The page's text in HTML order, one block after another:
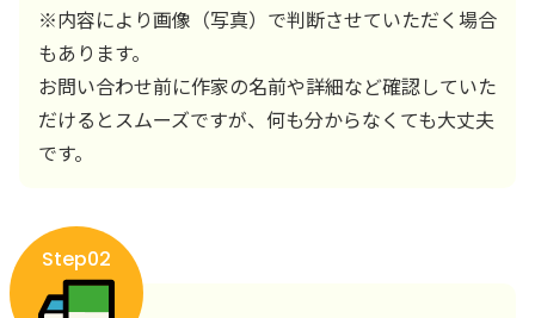
※内容により画像（写真）で判断させていただく場合
もあります。
お問い合わせ前に作家の名前や詳細など確認していた
だけるとスムーズですが、何も分からなくても大丈夫
です。
Step02